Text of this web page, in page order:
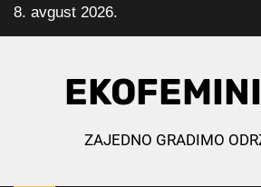
Skip
to
8. avgust 2026.
ZAJEDNO GRADIMO